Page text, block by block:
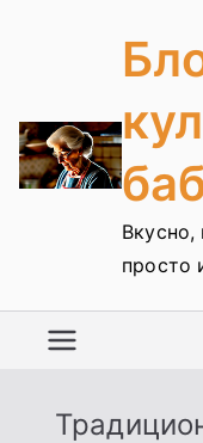
содержимому
Вкусно,
просто